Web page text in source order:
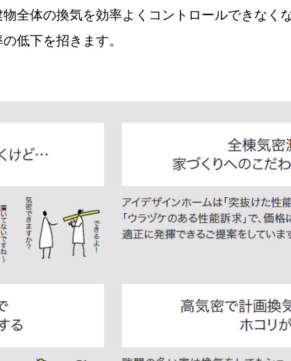
全体の換気を効率よくコントロールできなく
低下を招きます。